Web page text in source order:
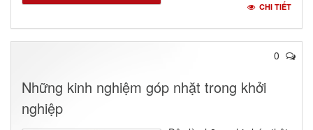
CHI TIẾT
0
Những kinh nghiệm góp nhặt trong khởi
nghiệp